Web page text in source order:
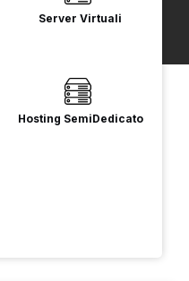
Server Virtuali
Hosting SemiDedicato